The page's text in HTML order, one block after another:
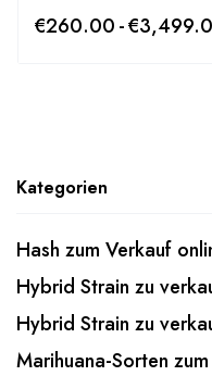
Kategorien
Hash zum Verkauf
Hybrid Strain zu
Hybrid Strain zu
Marihuana-Sorten
€260.00-€